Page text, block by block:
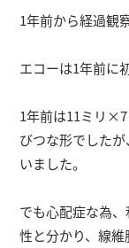
1年前から経過観
エコーは1年前に
1年前は11ミリ
びつな形でした
いました。
でも心配症な為
性と分かり、線